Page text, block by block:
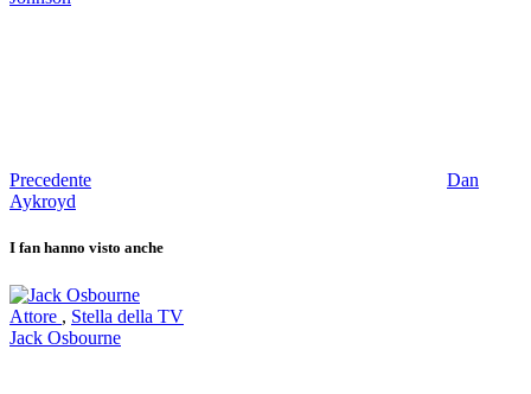
Precedente
Dan
Aykroyd
I fan hanno visto anche
Attore , Stella della TV
Jack Osbourne